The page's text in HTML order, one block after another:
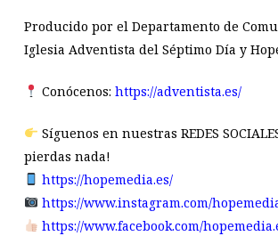
Producido por el Departamento de
Iglesia Adventista del Séptimo Día y
Conócenos: https://adventista.es/
Síguenos en nuestras REDES
pierdas nada!
https://hopemedia.es/
https://www.instagram.com/
https://www.facebook.com/